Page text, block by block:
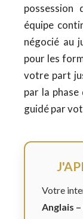
possession
équipe
négocié au
pour les
votre part
par la
guidé par
Votre
Anglais